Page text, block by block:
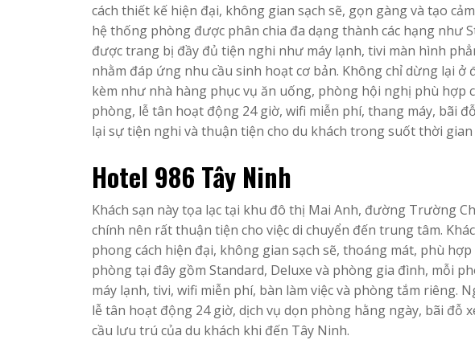
cách thiết kế hiện đại, không gian sạch sẽ, gọn gàng và tạo
hệ thống phòng được phân chia đa dạng thành các hạng như
được trang bị đầy đủ tiện nghi như máy lạnh, tivi màn hình
nhằm đáp ứng nhu cầu sinh hoạt cơ bản. Không chỉ dừng lại ở
kèm như nhà hàng phục vụ ăn uống, phòng hội nghị phù hợp
phòng, lễ tân hoạt động 24 giờ, wifi miễn phí, thang máy, bãi
lại sự tiện nghi và thuận tiện cho du khách trong suốt thời
Hotel 986 Tây Ninh
Khách sạn này tọa lạc tại khu đô thị Mai Anh, đường Trường
chính nên rất thuận tiện cho việc di chuyển đến trung tâm.
phong cách hiện đại, không gian sạch sẽ, thoáng mát, phù
phòng tại đây gồm Standard, Deluxe và phòng gia đình, mỗi
máy lạnh, tivi, wifi miễn phí, bàn làm việc và phòng tắm riêng.
lễ tân hoạt động 24 giờ, dịch vụ dọn phòng hằng ngày, bãi
cầu lưu trú của du khách khi đến Tây Ninh.